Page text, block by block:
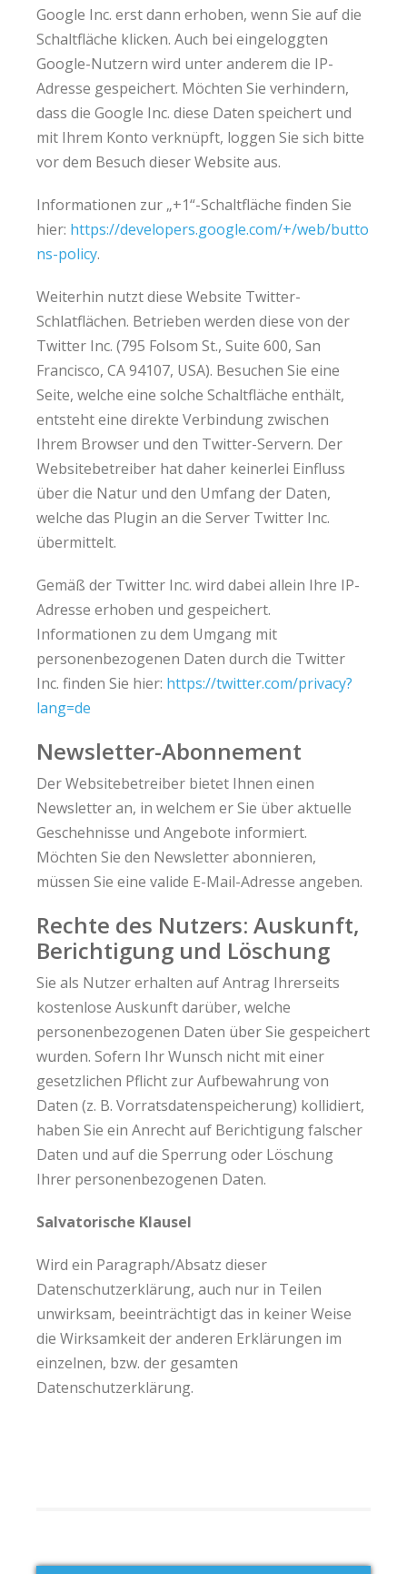
Google Inc. erst dann erhoben, wenn Sie auf die
Schaltfläche klicken. Auch bei eingeloggten
Google-Nutzern wird unter anderem die IP-
Adresse gespeichert. Möchten Sie verhindern,
dass die Google Inc. diese Daten speichert und
mit Ihrem Konto verknüpft, loggen Sie sich bitte
vor dem Besuch dieser Website aus.
Informationen zur „+1“-Schaltfläche finden Sie
hier: https://developers.google.com/+/web/butto
ns-policy.
Weiterhin nutzt diese Website Twitter-
Schlatflächen. Betrieben werden diese von der
Twitter Inc. (795 Folsom St., Suite 600, San
Francisco, CA 94107, USA). Besuchen Sie eine
Seite, welche eine solche Schaltfläche enthält,
entsteht eine direkte Verbindung zwischen
Ihrem Browser und den Twitter-Servern. Der
Websitebetreiber hat daher keinerlei Einfluss
über die Natur und den Umfang der Daten,
welche das Plugin an die Server Twitter Inc.
übermittelt.
Gemäß der Twitter Inc. wird dabei allein Ihre IP-
Adresse erhoben und gespeichert.
Informationen zu dem Umgang mit
personenbezogenen Daten durch die Twitter
Inc. finden Sie hier: https://twitter.com/privacy?
lang=de
Newsletter-Abonnement
Der Websitebetreiber bietet Ihnen einen
Newsletter an, in welchem er Sie über aktuelle
Geschehnisse und Angebote informiert.
Möchten Sie den Newsletter abonnieren,
müssen Sie eine valide E-Mail-Adresse angeben.
Rechte des Nutzers: Auskunft,
Berichtigung und Löschung
Sie als Nutzer erhalten auf Antrag Ihrerseits
kostenlose Auskunft darüber, welche
personenbezogenen Daten über Sie gespeichert
wurden. Sofern Ihr Wunsch nicht mit einer
gesetzlichen Pflicht zur Aufbewahrung von
Daten (z. B. Vorratsdatenspeicherung) kollidiert,
haben Sie ein Anrecht auf Berichtigung falscher
Daten und auf die Sperrung oder Löschung
Ihrer personenbezogenen Daten.
Salvatorische Klausel
Wird ein Paragraph/Absatz dieser
Datenschutzerklärung, auch nur in Teilen
unwirksam, beeinträchtigt das in keiner Weise
die Wirksamkeit der anderen Erklärungen im
einzelnen, bzw. der gesamten
Datenschutzerklärung.